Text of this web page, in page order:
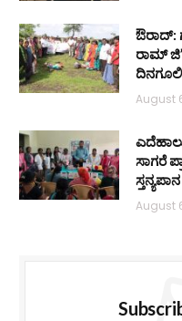
ಔರಾದ್:
ರಾಮ್
ದಿನಗೂಲಿ
August
ಸಾಗರೆ
August